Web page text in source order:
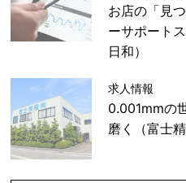
お店の「見
ーサポート
日和）
求人情報
0.001mmの
磨く（富士